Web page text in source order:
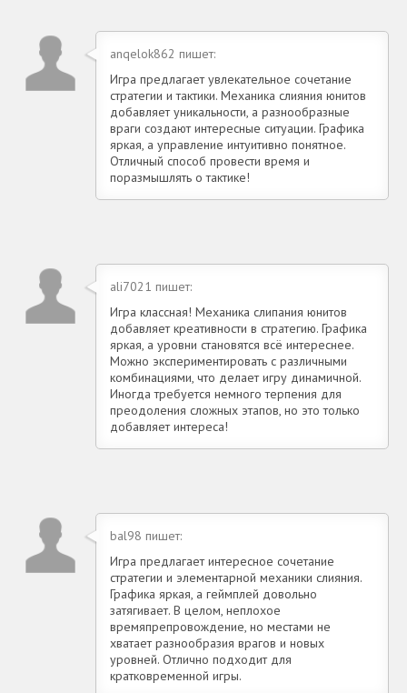
anqelok862 пишет:
Игра предлагает увлекательное сочетание
стратегии и тактики. Механика слияния юнитов
добавляет уникальности, а разнообразные
враги создают интересные ситуации. Графика
яркая, а управление интуитивно понятное.
Отличный способ провести время и
поразмышлять о тактике!
ali7021 пишет:
Игра классная! Механика слипания юнитов
добавляет креативности в стратегию. Графика
яркая, а уровни становятся всё интереснее.
Можно экспериментировать с различными
комбинациями, что делает игру динамичной.
Иногда требуется немного терпения для
преодоления сложных этапов, но это только
добавляет интереса!
bal98 пишет:
Игра предлагает интересное сочетание
стратегии и элементарной механики слияния.
Графика яркая, а геймплей довольно
затягивает. В целом, неплохое
времяпрепровождение, но местами не
хватает разнообразия врагов и новых
уровней. Отлично подходит для
кратковременной игры.